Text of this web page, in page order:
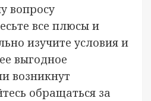
вопросу
все плюсы и
изучите условия и
выгодное
возникнут
обращаться за